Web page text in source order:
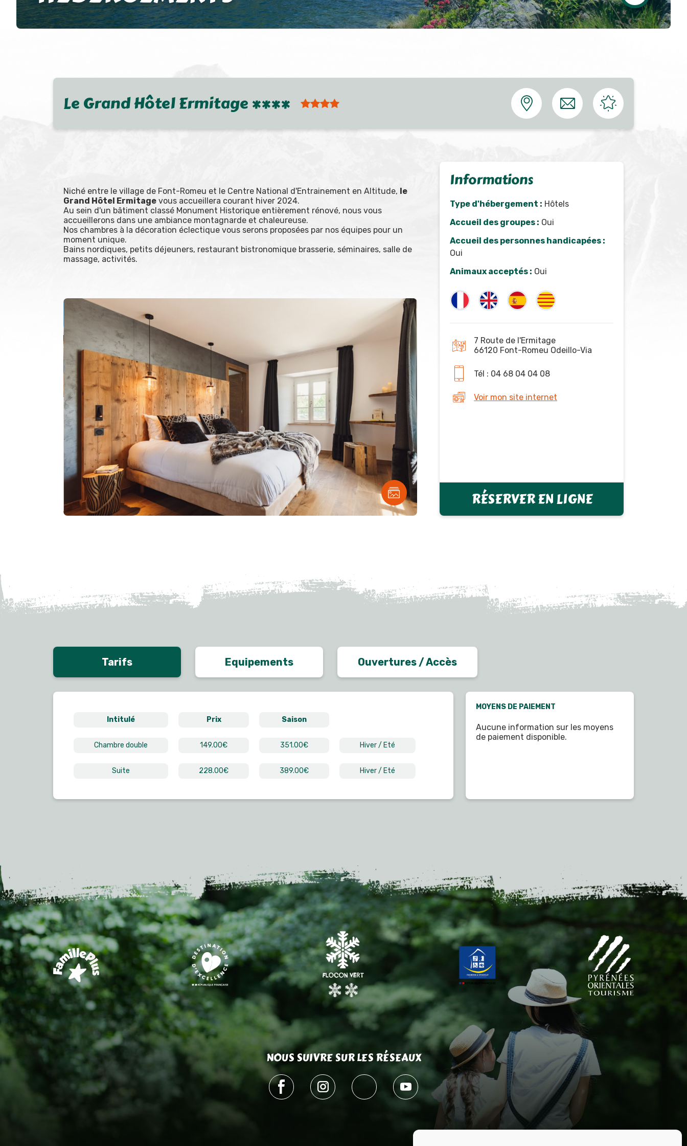
Le Grand Hôtel Ermitage ****
Niché entre le village de Font-Romeu et le Centre National d'Entrainement en Altitude, le
Grand Hôtel Ermitage vous accueillera courant hiver 2024.
Au sein d'un bâtiment classé Monument Historique entièrement rénové, nous vous
accueillerons dans une ambiance montagnarde et chaleureuse.
Nos chambres à la décoration éclectique vous serons proposées par nos équipes pour un
moment unique.
Bains nordiques, petits déjeuners, restaurant bistronomique brasserie, séminaires, salle de
massage, activités.
Informations
Type d'hébergement : Hôtels
Accueil des groupes : Oui
Accueil des personnes handicapées :
Oui
Animaux acceptés : Oui
7 Route de l'Ermitage
66120 Font-Romeu Odeillo-Via
Tél : 04 68 04 04 08
Voir mon site internet
RÉSERVER EN LIGNE
Tarifs Equipements Ouvertures / Accès
Intitulé Prix Saison
Chambre double 149.00€ 351.00€ Hiver / Eté
Suite 228.00€ 389.00€ Hiver / Eté
MOYENS DE PAIEMENT
Aucune information sur les moyens
de paiement disponible.
NOUS SUIVRE SUR LES RÉSEAUX